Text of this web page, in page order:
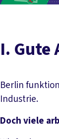
I.
Berlin
Industrie.
Doch viele